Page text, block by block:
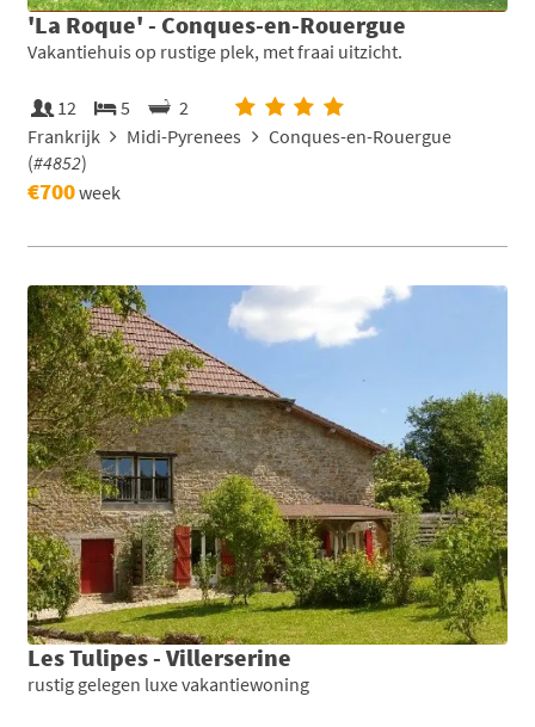
'La Roque' - Conques-en-Rouergue
Vakantiehuis op rustige plek, met fraai uitzicht.
12 5
2
Frankrijk
Midi-Pyrenees
Conques-en-Rouergue
(#4852)
€700week
Les Tulipes - Villerserine
rustig gelegen luxe vakantiewoning